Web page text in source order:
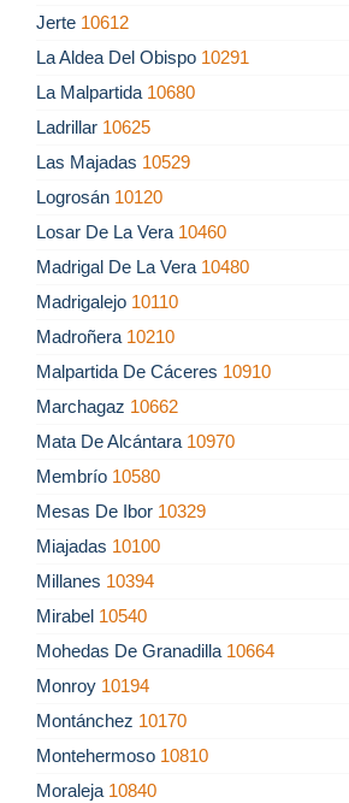
Jerte 10612
La Aldea Del Obispo 10291
La Malpartida 10680
Ladrillar 10625
Las Majadas 10529
Logrosán 10120
Losar De La Vera 10460
Madrigal De La Vera 10480
Madrigalejo 10110
Madroñera 10210
Malpartida De Cáceres 10910
Marchagaz 10662
Mata De Alcántara 10970
Membrío 10580
Mesas De Ibor 10329
Miajadas 10100
Millanes 10394
Mirabel 10540
Mohedas De Granadilla 10664
Monroy 10194
Montánchez 10170
Montehermoso 10810
Moraleja 10840